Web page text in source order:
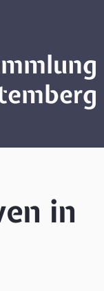
in